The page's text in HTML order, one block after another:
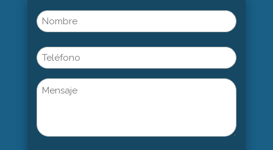
Name
(Obligatorio)
Phone
Untitled